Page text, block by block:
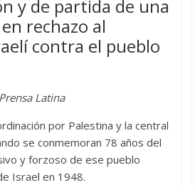
y de partida de una
rechazo al
contra el pueblo
Latina
por Palestina y la central
se conmemoran 78 años del
y forzoso de ese pueblo
Israel en 1948.